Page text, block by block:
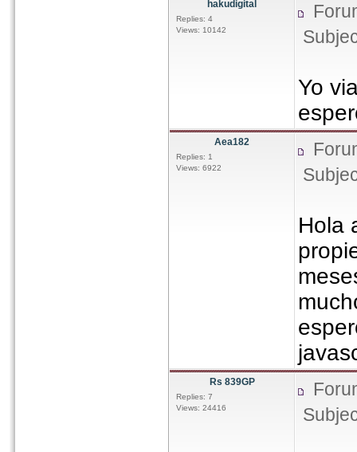
hakudigital
Replies: 4
Views: 10142
Yo
Aea182
Replies: 1
Views: 6922
Hola
Rs 839GP
Replies: 7
Views: 24416